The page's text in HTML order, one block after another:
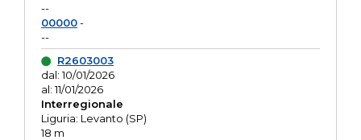
--
00000-
--
R2603003
dal: 10/01/2026
al: 11/01/2026
Interregionale
Liguria: Levanto (SP)
18 m